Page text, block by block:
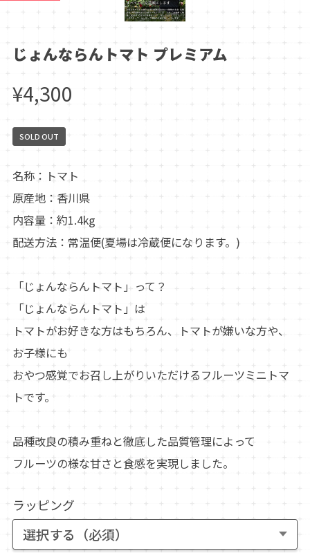
じょんならんトマト プレミアム
¥4,300
SOLD OUT
名称：トマト
原産地：香川県
内容量：約1.4kg
配送方法：常温便(夏場は冷蔵便になります。)
「じょんならんトマト」って？
「じょんならんトマト」は
トマトがお好きな方はもちろん、トマトが嫌いな方や、
お子様にも
おやつ感覚でお召し上がりいただけるフルーツミニトマ
トです。
品種改良の積み重ねと徹底した品質管理によって
フルーツの様な甘さと食感を実現しました。
ラッピング